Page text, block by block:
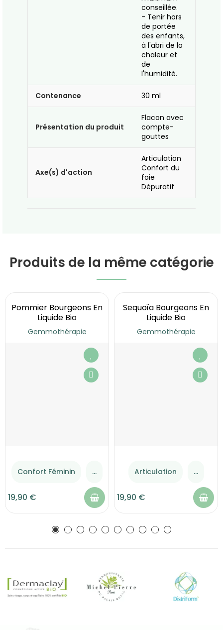
conseillée.
- Tenir hors
de portée
des enfants,
à l'abri de la
chaleur et
de
l'humidité.
Contenance 30 ml
Présentation du produit
Flacon avec
compte-
gouttes
Axe(s) d'action
Articulation
Confort du
foie
Dépuratif
Produits de la même catégorie
Pommier Bourgeons En
Liquide Bio
Gemmothérapie
Confort Féminin ...
19,90 €
Sequoïa Bourgeons En
Liquide Bio
Gemmothérapie
Articulation ...
19,90 €